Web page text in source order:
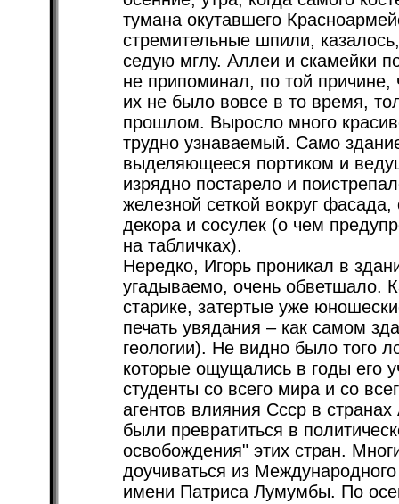
тумана окутавшего
стремительные шпили,
седую мглу. Аллеи и скамейки
не припоминал, по той причине,
их не было вовсе в то время,
прошлом. Выросло много
трудно узнаваемый. Само
выделяющееся портиком и
изрядно постарело и
железной сеткой вокруг
декора и сосулек (о чем
на табличках).
Нередко, Игорь проникал в
угадываемо, очень обветшало.
старике, затертые уже
печать увядания – как самом
геологии). Не видно было того
которые ощущались в годы его
студенты со всего мира и со
агентов влияния Ссср в
были превратиться в
освобождения" этих стран.
доучиваться из
имени Патриса Лумумбы. По